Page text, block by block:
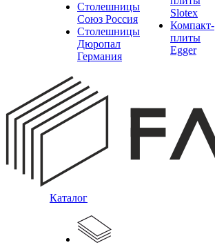
Столешницы
Союз Россия
Столешницы
Дюропал
Германия
Slotex
Компакт-
плиты
Egger
Каталог